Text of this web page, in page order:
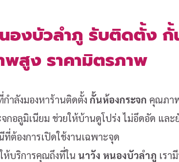
องบัวลำภู รับติดตั้ง กั้
สูง ราคามิตรภาพ
กำลังมองหาร้านติดตั้ง กั้นห้องกระจก คุณภา
กอลูมิเนียม ช่วยให้บ้านดูโปร่ง ไม่อึดอัด แล
ต้องการเปิดใช้งานเฉพาะจุด
ห้บริการคุณถึงที่ใน นาวัง หนองบัวลำภู เรา